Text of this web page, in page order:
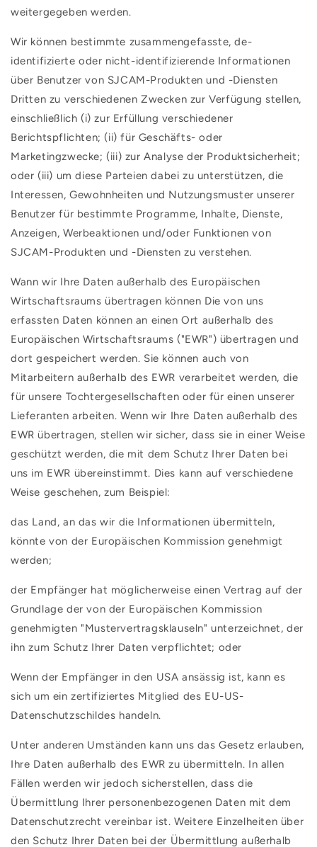
weitergegeben werden.
Wir können bestimmte zusammengefasste, de-
identifizierte oder nicht-identifizierende Informationen
über Benutzer von SJCAM-Produkten und -Diensten
Dritten zu verschiedenen Zwecken zur Verfügung stellen,
einschließlich (i) zur Erfüllung verschiedener
Berichtspflichten; (ii) für Geschäfts- oder
Marketingzwecke; (iii) zur Analyse der Produktsicherheit;
oder (iii) um diese Parteien dabei zu unterstützen, die
Interessen, Gewohnheiten und Nutzungsmuster unserer
Benutzer für bestimmte Programme, Inhalte, Dienste,
Anzeigen, Werbeaktionen und/oder Funktionen von
SJCAM-Produkten und -Diensten zu verstehen.
Wann wir Ihre Daten außerhalb des Europäischen
Wirtschaftsraums übertragen können Die von uns
erfassten Daten können an einen Ort außerhalb des
Europäischen Wirtschaftsraums ("EWR") übertragen und
dort gespeichert werden. Sie können auch von
Mitarbeitern außerhalb des EWR verarbeitet werden, die
für unsere Tochtergesellschaften oder für einen unserer
Lieferanten arbeiten. Wenn wir Ihre Daten außerhalb des
EWR übertragen, stellen wir sicher, dass sie in einer Weise
geschützt werden, die mit dem Schutz Ihrer Daten bei
uns im EWR übereinstimmt. Dies kann auf verschiedene
Weise geschehen, zum Beispiel:
das Land, an das wir die Informationen übermitteln,
könnte von der Europäischen Kommission genehmigt
werden;
der Empfänger hat möglicherweise einen Vertrag auf der
Grundlage der von der Europäischen Kommission
genehmigten "Mustervertragsklauseln" unterzeichnet, der
ihn zum Schutz Ihrer Daten verpflichtet; oder
Wenn der Empfänger in den USA ansässig ist, kann es
sich um ein zertifiziertes Mitglied des EU-US-
Datenschutzschildes handeln.
Unter anderen Umständen kann uns das Gesetz erlauben,
Ihre Daten außerhalb des EWR zu übermitteln. In allen
Fällen werden wir jedoch sicherstellen, dass die
Übermittlung Ihrer personenbezogenen Daten mit dem
Datenschutzrecht vereinbar ist. Weitere Einzelheiten über
den Schutz Ihrer Daten bei der Übermittlung außerhalb